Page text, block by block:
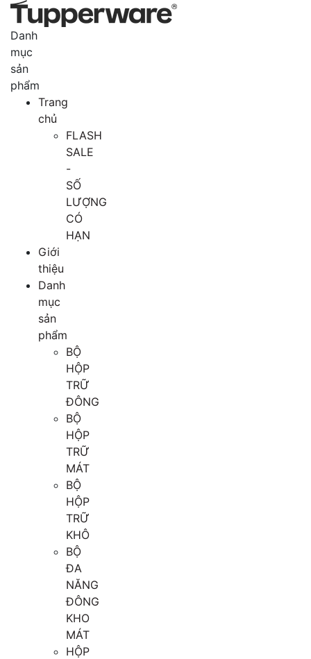
Danh
mục
sản
phẩm
Trang
chủ
FLASH
SALE
-
SỐ
LƯỢNG
CÓ
HẠN
Giới
thiệu
Danh
mục
sản
phẩm
BỘ
HỘP
TRỮ
ĐÔNG
BỘ
HỘP
TRỮ
MÁT
BỘ
HỘP
TRỮ
KHÔ
BỘ
ĐA
NĂNG
ĐÔNG
KHO
MÁT
HỘP